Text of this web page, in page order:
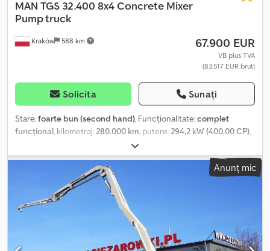
Kraków 588 km
MAN TGS 32.400 8x4 Concrete Mixer
Pump truck
67.900 EUR
VB plus TVA
(83.517 EUR brut)
Solicita Sunați
Stare:foarte bun (second hand), Funcționalitate:complet
funcțional, kilometraj:280.000 km, putere:294,2 kW (400,00 CP),
, configurație ax:
cabină șofer:cabina de zi, tip de angrenaj:mecanic, suspensie:
, An de fabricație:2008, ore de funcționare:
, Dotări:
Tahograf, aer condiționat, blocare diferențial
MAN TGS 32.400 8×4 / 426 MTH !!! / 18 metri 2008 Kilometraj:
280.000 km. Motor cu 6 cilindri 400 CP Suspensie pe arcuri
Anvelope 13R22.5 Sistem hidraulic Csdpfxjzrw Tco Aiksrf
Putzmeister Pumi 21-3.67 0 18m An fabricație: 2008 Pompa
controlată prin telecomandă și manual. Înălțime de pompare: 18
Anunț mic